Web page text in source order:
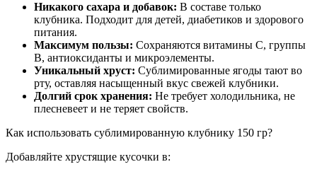
Никакого сахара и добавок: В составе только
клубника. Подходит для детей, диабетиков и здорового
питания.
Максимум пользы: Сохраняются витамины С, группы
В, антиоксиданты и микроэлементы.
Уникальный хруст: Сублимированные ягоды тают во
рту, оставляя насыщенный вкус свежей клубники.
Долгий срок хранения: Не требует холодильника, не
плесневеет и не теряет свойств.
Как использовать сублимированную клубнику 150 гр?
Добавляйте хрустящие кусочки в: